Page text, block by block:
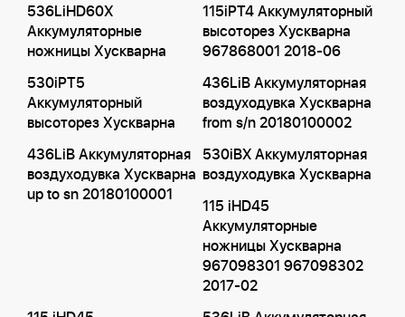
536LiHD60X
Аккумуляторные
ножницы Хускварна
115iPT4 Аккумуляторный
высоторез Хускварна
967868001 2018-06
530iPT5
Аккумуляторный
высоторез Хускварна
436LiB Аккумуляторная
воздуходувка Хускварна
from s/n 20180100002
436LiB Аккумуляторная
воздуходувка Хускварна
up to sn 20180100001
530iBX Аккумуляторная
воздуходувка Хускварна
115 iHD45
Аккумуляторные
ножницы Хускварна
967098301 967098302
2017-02